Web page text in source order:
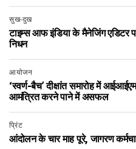
सुख-दुख
टाइम्स आफ इंडिया के मैनेजिंग एडिटर
निधन
आयोजन
‘स्वर्ण-बैच’ दीक्षांत समारोह में
आमंत्रित करने पाने में असफल
प्रिंट
आंदोलन के चार माह पूरे, जागरण